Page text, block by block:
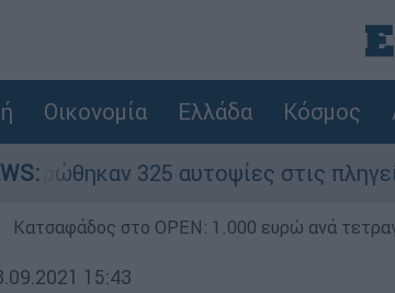
Οικονομία Ελλάδα Κόσμος
αυτοψίες στις πληγείσες
Κατσαφάδος στο OPEN: 1.000 ευρώ ανά
15:43